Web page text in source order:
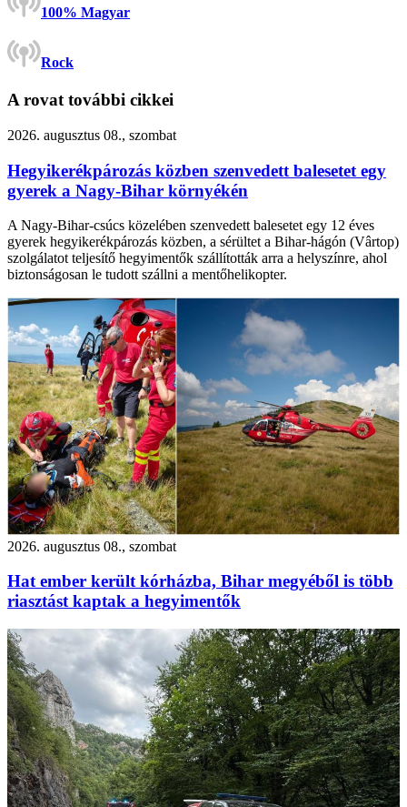
100% Magyar
Rock
A rovat további cikkei
2026. augusztus 08., szombat
Hegyikerékpározás közben szenvedett balesetet egy
gyerek a Nagy-Bihar környékén
A Nagy-Bihar-csúcs közelében szenvedett balesetet egy 12 éves
gyerek hegyikerékpározás közben, a sérültet a Bihar-hágón (Vârtop)
szolgálatot teljesítő hegyimentők szállították arra a helyszínre, ahol
biztonságosan le tudott szállni a mentőhelikopter.
2026. augusztus 08., szombat
Hat ember került kórházba, Bihar megyéből is több
riasztást kaptak a hegyimentők